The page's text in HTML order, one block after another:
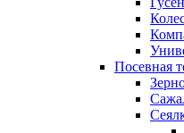
Посевная